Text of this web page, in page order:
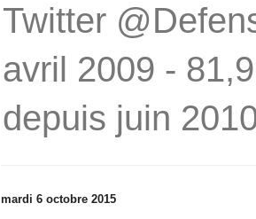
Twitter
avril 2009 -
depuis juin
mardi 6 octobre 2015